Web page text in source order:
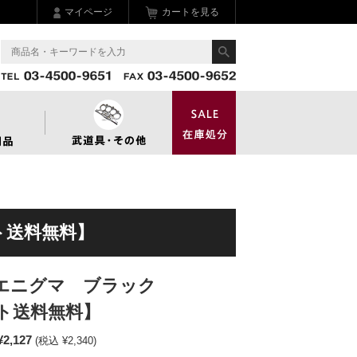
マイページ カートを見る
料無料】
ニグマ ブラック
送料無料】
(税込 ¥2,340)